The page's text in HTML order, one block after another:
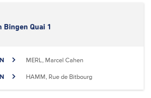
Bingen Quai 1
MERL, Marcel Cahen
HAMM, Rue de Bitbourg